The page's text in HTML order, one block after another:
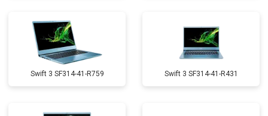
Swift 3 SF314-41-R759 Swift 3 SF314-41-R431